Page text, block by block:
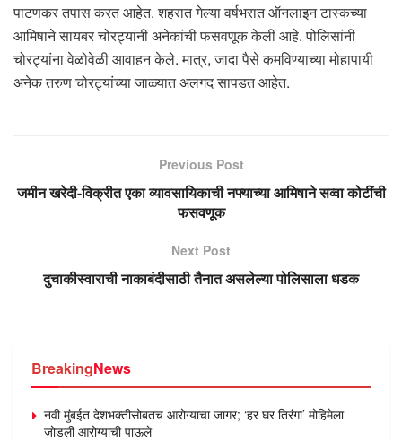
पाटणकर तपास करत आहेत. शहरात गेल्या वर्षभरात ऑनलाइन टास्कच्या
आमिषाने सायबर चोरट्यांनी अनेकांची फसवणूक केली आहे. पोलिसांनी
चोरट्यांना वेळोवेळी आवाहन केले. मात्र, जादा पैसे कमविण्याच्या मोहापायी
अनेक तरुण चोरट्यांच्या जाळ्यात अलगद सापडत आहेत.
Previous Post
जमीन खरेदी-विक्रीत एका व्यावसायिकाची नफ्याच्या आमिषाने सव्वा कोटींची
फसवणूक
Next Post
दुचाकीस्वाराची नाकाबंदीसाठी तैनात असलेल्या पोलिसाला धडक
BreakingNews
नवी मुंबईत देशभक्तीसोबतच आरोग्याचा जागर; ‘हर घर तिरंगा’ मोहिमेला
जोडली आरोग्याची पाऊले